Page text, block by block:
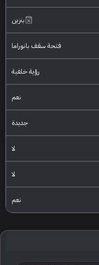
بنزين
فتحة سقف بانوراما
رؤية خلفية
نعم
جديدة
لا
لا
نعم